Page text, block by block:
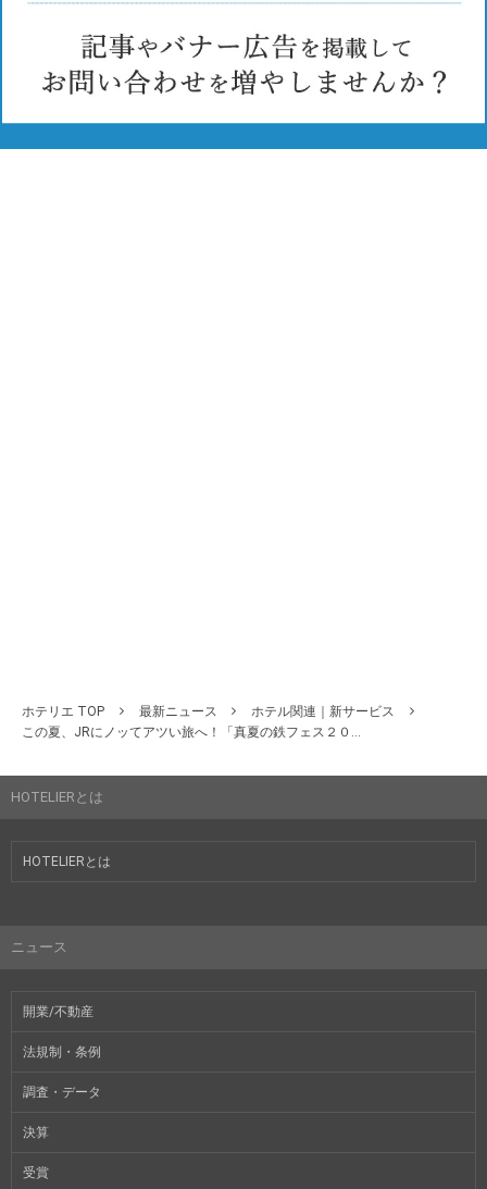
ホテリエ TOP 最新ニュース
ホテル関連｜新サービス
この夏、JRにノッてアツい旅へ！「真夏の鉄フェス２０...
HOTELIERとは
HOTELIERとは
ニュース
開業/不動産
法規制・条例
調査・データ
決算
受賞